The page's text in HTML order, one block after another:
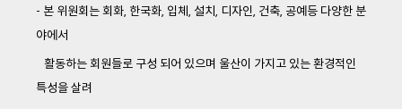
- 본 위원회는 회화, 한국화, 입체, 설치, 디자인, 건축, 공예등 다양한 분
야에서
활동하는 회원들로 구성 되어 있으며 울산이 가지고 있는 환경적인
특성을 살려